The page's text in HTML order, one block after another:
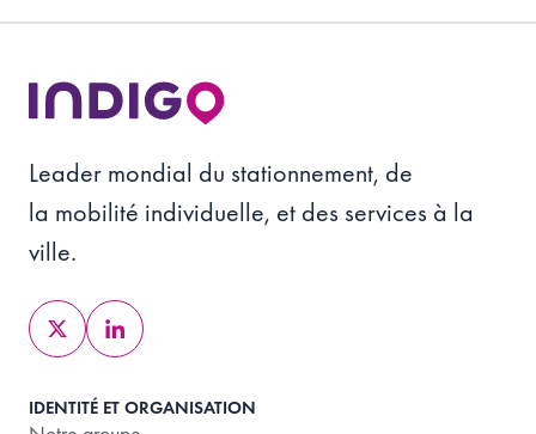
Leader mondial du stationnement, de
la mobilité individuelle, et des services à la
ville.
IDENTITÉ ET ORGANISATION